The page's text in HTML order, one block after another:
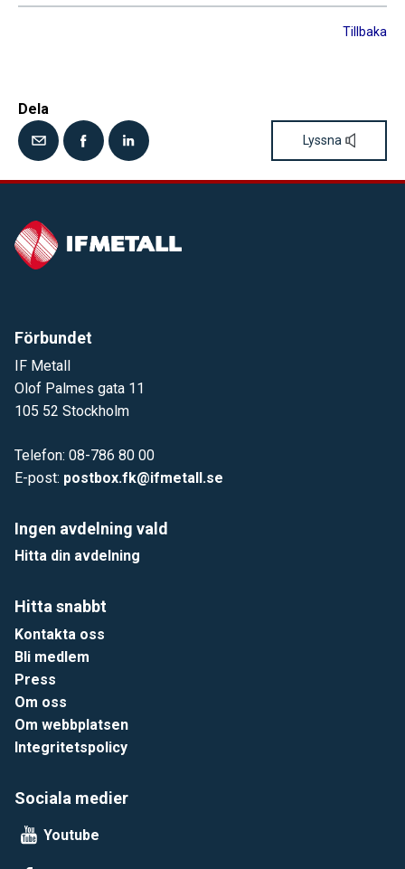
Tillbaka
Dela
Lyssna
Förbundet
IF Metall
Olof Palmes gata 11
105 52 Stockholm
Telefon: 08-786 80 00
E-post: postbox.fk@ifmetall.se
Ingen avdelning vald
Hitta din avdelning
Hitta snabbt
Kontakta oss
Bli medlem
Press
Om oss
Om webbplatsen
Integritetspolicy
Sociala medier
Youtube